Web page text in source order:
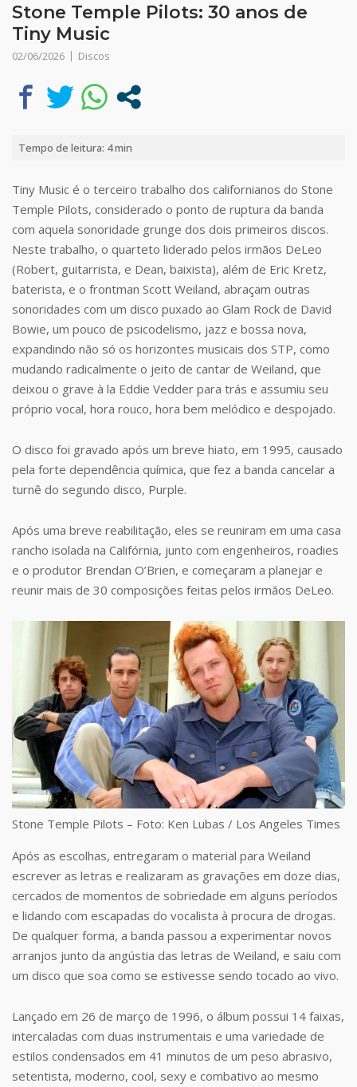
Stone Temple Pilots: 30 anos de
Tiny Music
02/06/2026 Discos
Tempo de leitura: 4min
Tiny Music é o terceiro trabalho dos californianos do Stone
Temple Pilots, considerado o ponto de ruptura da banda
com aquela sonoridade grunge dos dois primeiros discos.
Neste trabalho, o quarteto liderado pelos irmãos DeLeo
(Robert, guitarrista, e Dean, baixista), além de Eric Kretz,
baterista, e o frontman Scott Weiland, abraçam outras
sonoridades com um disco puxado ao Glam Rock de David
Bowie, um pouco de psicodelismo, jazz e bossa nova,
expandindo não só os horizontes musicais dos STP, como
mudando radicalmente o jeito de cantar de Weiland, que
deixou o grave à la Eddie Vedder para trás e assumiu seu
próprio vocal, hora rouco, hora bem melódico e despojado.
O disco foi gravado após um breve hiato, em 1995, causado
pela forte dependência química, que fez a banda cancelar a
turnê do segundo disco, Purple.
Após uma breve reabilitação, eles se reuniram em uma casa
rancho isolada na Califórnia, junto com engenheiros, roadies
e o produtor Brendan O’Brien, e começaram a planejar e
reunir mais de 30 composições feitas pelos irmãos DeLeo.
Stone Temple Pilots – Foto: Ken Lubas / Los Angeles Times
Após as escolhas, entregaram o material para Weiland
escrever as letras e realizaram as gravações em doze dias,
cercados de momentos de sobriedade em alguns períodos
e lidando com escapadas do vocalista à procura de drogas.
De qualquer forma, a banda passou a experimentar novos
arranjos junto da angústia das letras de Weiland, e saiu com
um disco que soa como se estivesse sendo tocado ao vivo.
Lançado em 26 de março de 1996, o álbum possui 14 faixas,
intercaladas com duas instrumentais e uma variedade de
estilos condensados em 41 minutos de um peso abrasivo,
setentista, moderno, cool, sexy e combativo ao mesmo